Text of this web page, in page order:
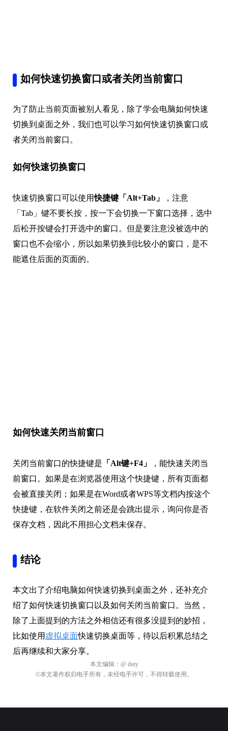
如何快速切换窗口或者关闭当前窗口
为了防止当前页面被别人看见，除了学会电脑如何快速
切换到桌面之外，我们也可以学习如何快速切换窗口或
者关闭当前窗口。
如何快速切换窗口
快速切换窗口可以使用快捷键「Alt+Tab」
，注意
「Tab」键不要长按，按一下会切换一下窗口选择，选中
后松开按键会打开选中的窗口。但是要注意没被选中的
窗口也不会缩小，所以如果切换到比较小的窗口，是不
能遮住后面的页面的。
如何快速关闭当前窗口
关闭当前窗口的快捷键是 「Alt键+F4」
，能快速关闭当
前窗口。如果是在浏览器使用这个快捷键，所有页面都
会被直接关闭；如果是在Word或者WPS等文档内按这个
快捷键，在软件关闭之前还是会跳出提示，询问你是否
保存文档，因此不用担心文档未保存。
结论
本文出了介绍电脑如何快速切换到桌面之外，还补充介
绍了如何快速切换窗口以及如何关闭当前窗口。当然，
除了上面提到的方法之外相信还有很多没提到的妙招，
比如使用 虚拟桌面快速切换桌面等，待以后积累总结之
后再继续和大家分享。
本文编辑： @ duty
©本文著作权归电手所有，未经电手许可，不得转载使用。